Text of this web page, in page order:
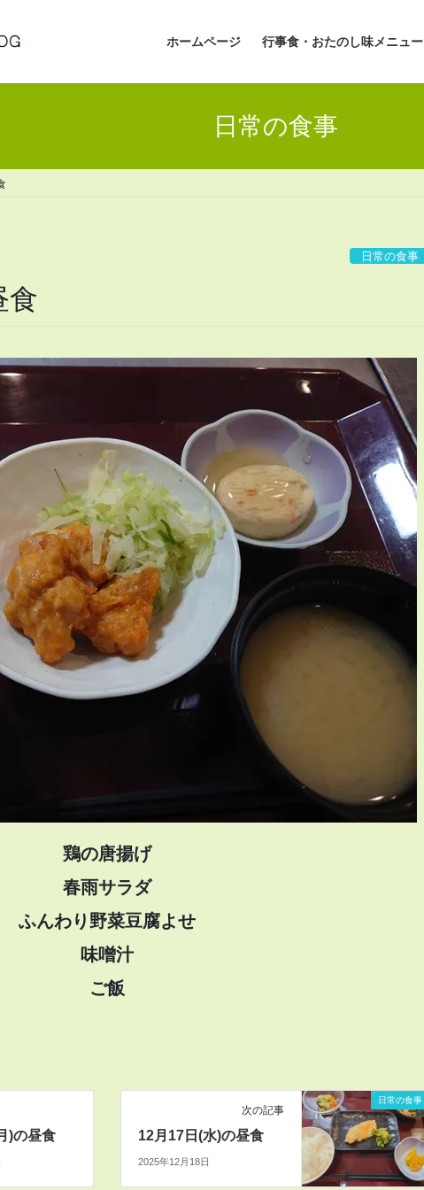
ホームページ 行事食・おたのし味メニュー
日常の食事
日常の食事
食
鶏の唐揚げ
春雨サラダ
ふんわり野菜豆腐よせ
味噌汁
ご飯
)の昼食
日常の食事
次の記事
12月17日(水)の昼食
2025年12月18日